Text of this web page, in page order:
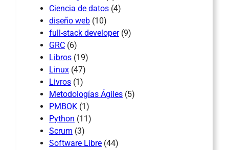
Ciencia de datos (4)
diseño web (10)
full-stack developer(9)
GRC (6)
Libros (19)
Linux (47)
Livros (1)
Metodologías Ágiles (5)
PMBOK (1)
Python (11)
Scrum (3)
Software Libre (44)